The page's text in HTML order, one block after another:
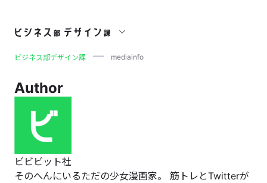
mediainfo
ビジネス部デザイン課 mediainfo
Author
ビビビット社
そのへんにいるただの少女漫画家。 筋トレとTwitterが